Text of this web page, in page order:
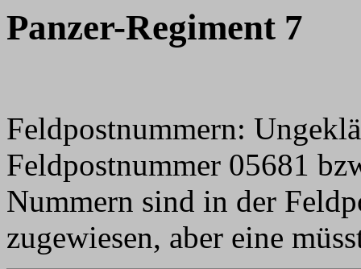
Panzer-Regiment
Feldpostnummern:
Feldpostnummer 05681
Nummern sind in der
zugewiesen, aber eine